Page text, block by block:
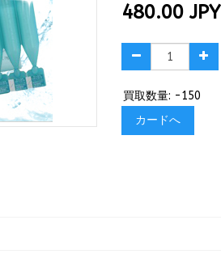
480.00 JPY
買取数量: -150
カードへ